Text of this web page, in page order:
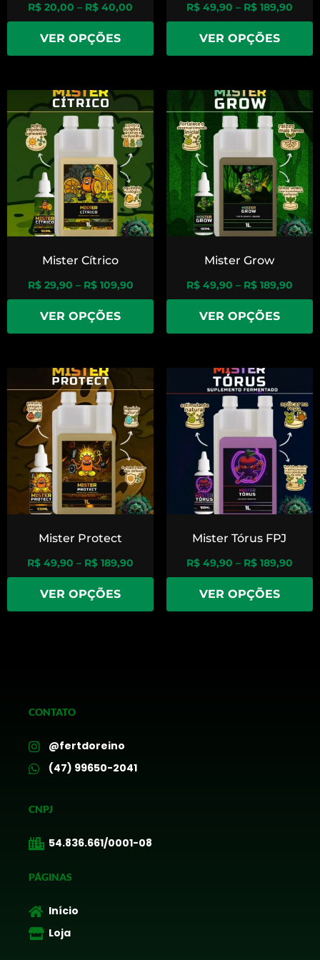
R$ 20,00 – R$ 40,00
VER OPÇÕES
R$49,90 – R$189,90
VER OPÇÕES
Mister Cítrico
R$29,90 – R$109,90
VER OPÇÕES
Mister Grow
R$49,90 – R$189,90
VER OPÇÕES
Mister Protect
R$ 49,90 – R$ 189,90
VER OPÇÕES
Mister Tórus FPJ
R$49,90 – R$189,90
VER OPÇÕES
CONTATO
@fertdoreino
(47) 99650-2041
CNPJ
54.836.661/0001-08
PÁGINAS
Início
Loja